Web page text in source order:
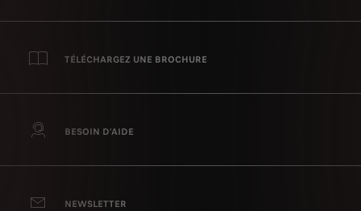
TÉLÉCHARGEZ UNE BROCHURE
BESOIN D’AIDE
NEWSLETTER